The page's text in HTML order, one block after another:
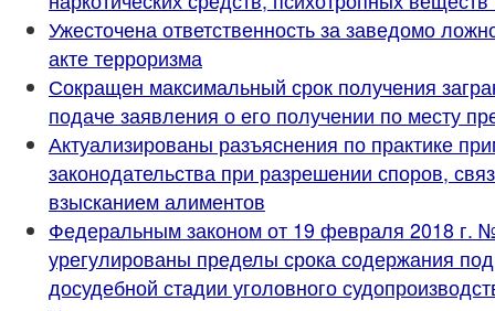
Ужесточена ответственность за заведомо
акте терроризма
Сокращен максимальный срок получения
подаче заявления о его получении по месту
Актуализированы разъяснения по практике
законодательства при разрешении споров,
взысканием алиментов
Федеральным законом от 19 февраля 2018 г.
урегулированы пределы срока содержания
досудебной стадии уголовного